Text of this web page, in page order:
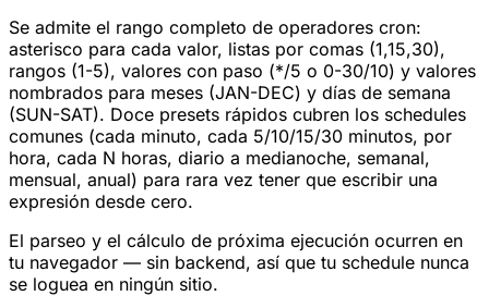
Se admite el rango completo de operadores cron:
asterisco para cada valor, listas por comas (1,15,30),
rangos (1-5), valores con paso (*/5 o 0-30/10) y valores
nombrados para meses (JAN-DEC) y días de semana
(SUN-SAT). Doce presets rápidos cubren los schedules
comunes (cada minuto, cada 5/10/15/30 minutos, por
hora, cada N horas, diario a medianoche, semanal,
mensual, anual) para rara vez tener que escribir una
expresión desde cero.
El parseo y el cálculo de próxima ejecución ocurren en
tu navegador — sin backend, así que tu schedule nunca
se loguea en ningún sitio.